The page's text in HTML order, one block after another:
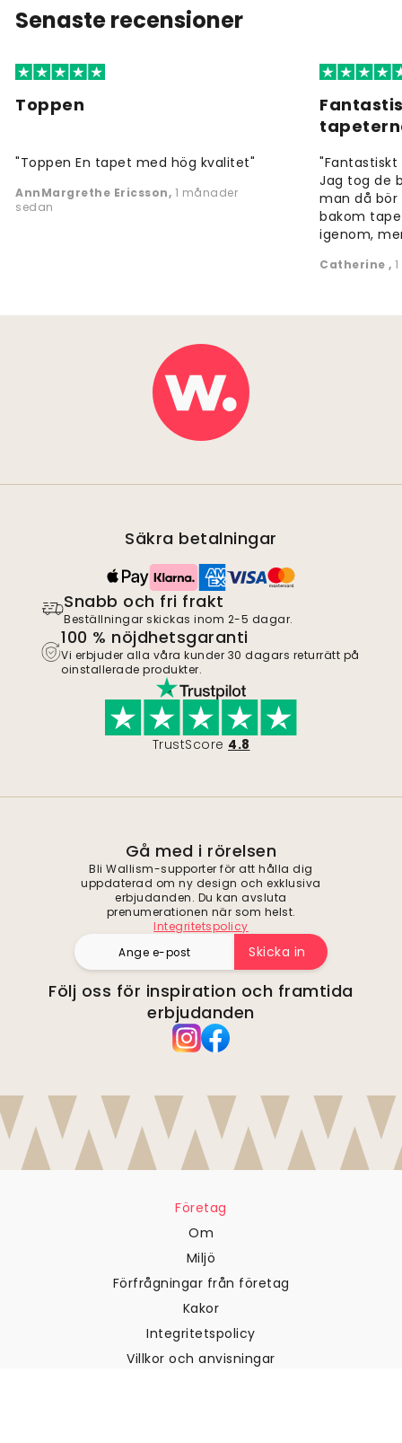
Senaste recensioner
Toppen
"Toppen En tapet med hög kvalitet"
AnnMargrethe Ericsson, 1 månader
sedan
Jag tog de
man då bör
bakom
igenom,
Catherine,
Säkra betalningar
Snabb och fri frakt
Beställningar skickas inom 2-5 dagar.
100 % nöjdhetsgaranti
Vi erbjuder alla våra kunder 30 dagars returrätt på
oinstallerade produkter.
TrustScore 4.8
Gå med i rörelsen
Bli Wallism-supporter för att hålla dig
uppdaterad om ny design och exklusiva
erbjudanden. Du kan avsluta
prenumerationen när som helst.
Integritetspolicy
Skicka in
Följ oss för inspiration och framtida
erbjudanden
Företag
Om
Miljö
Förfrågningar från företag
Kakor
Integritetspolicy
Villkor och anvisningar